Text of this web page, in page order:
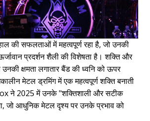
की सफलताओं में महत्वपूर्ण रहा है, जो उनकी
प्रदर्शन शैली की विशेषता है। शक्ति और
क्षमता लगातार बैंड की ध्वनि को ऊपर
मेटल ड्रमिंग में एक महत्वपूर्ण शक्ति बनाती
ने 2025 में उनके "शक्तिशाली और सटीक
जो आधुनिक मेटल दृश्य पर उनके प्रभाव को